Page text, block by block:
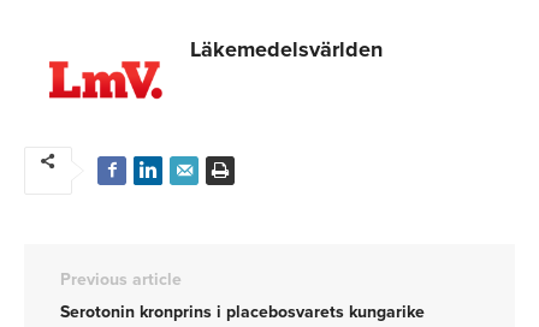
Läkemedelsvärlden
Previous article
Serotonin kronprins i placebosvarets kungarike